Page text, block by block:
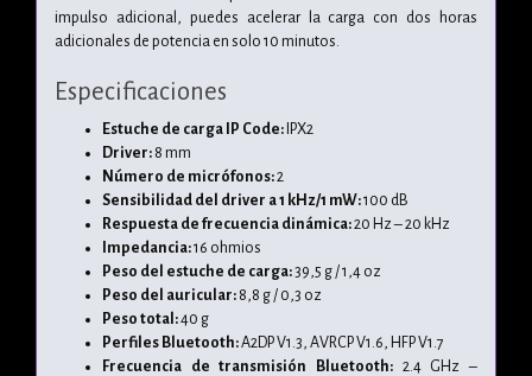
impulso adicional, puedes acelerar la carga con dos horas
adicionales de potencia en solo 10 minutos.
Especificaciones
Estuche de carga IP Code: IPX2
Driver: 8 mm
Número de micrófonos:2
Sensibilidad del driver a 1 kHz/1 mW:100 dB
Respuesta de frecuencia dinámica:20 Hz – 20 kHz
Impedancia:16 ohmios
Peso del estuche de carga:39,5 g / 1,4 oz
Peso del auricular: 8,8 g / 0,3 oz
Peso total:40 g
Perfiles Bluetooth:A2DP V1.3, AVRCP V1.6, HFP V1.7
Frecuencia de transmisión Bluetooth: 2.4 GHz –